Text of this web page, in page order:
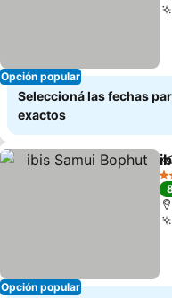
Opción popular
Seleccioná las fechas
exactos
Opción popular
3